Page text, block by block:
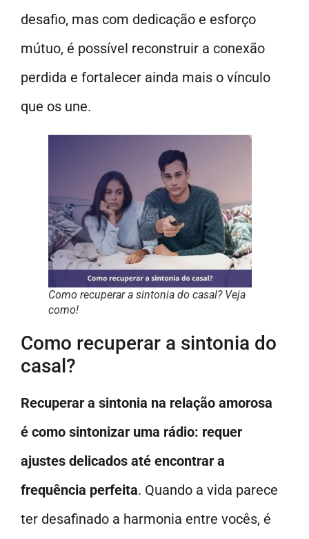
desafio, mas com dedicação e esforço
mútuo, é possível reconstruir a conexão
perdida e fortalecer ainda mais o vínculo
que os une.
Como recuperar a sintonia do casal? Veja
como!
Como recuperar a sintonia do
casal?
Recuperar a sintonia na relação amorosa
é como sintonizar uma rádio: requer
ajustes delicados até encontrar a
frequência perfeita. Quando a vida parece
ter desafinado a harmonia entre vocês, é